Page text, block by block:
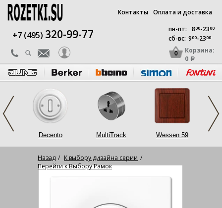
+7 (495) 320-99-77 пн-пт: 800-2300
сб-вс: 900-2300
Контакты Оплата и доставка
0
Корзина:
0 a
Decento MultiTrack Wessen 59
Назад
К выбору дизайна серии
Перейти к Выбору Рамок